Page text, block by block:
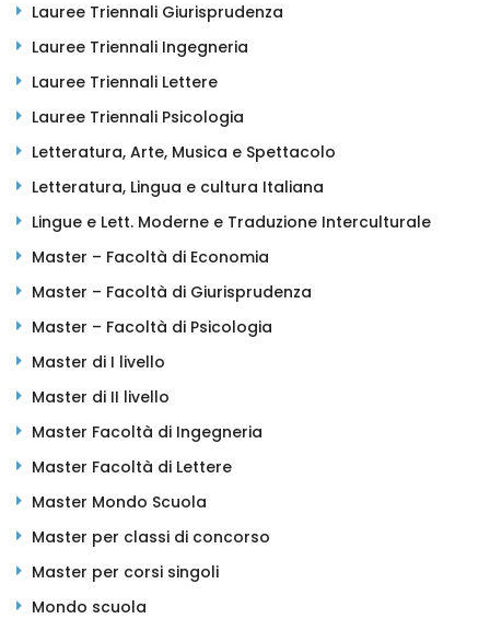
Lauree Triennali Giurisprudenza
Lauree Triennali Ingegneria
Lauree Triennali Lettere
Lauree Triennali Psicologia
Letteratura, Arte, Musica e Spettacolo
Letteratura, Lingua e cultura Italiana
Lingue e Lett. Moderne e Traduzione Interculturale
Master – Facoltà di Economia
Master – Facoltà di Giurisprudenza
Master – Facoltà di Psicologia
Master di I livello
Master di II livello
Master Facoltà di Ingegneria
Master Facoltà di Lettere
Master Mondo Scuola
Master per classi di concorso
Master per corsi singoli
Mondo scuola